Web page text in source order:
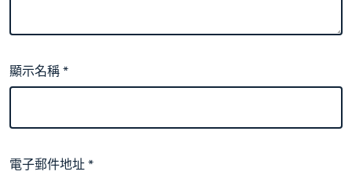
顯示名稱*
電子郵件地址*